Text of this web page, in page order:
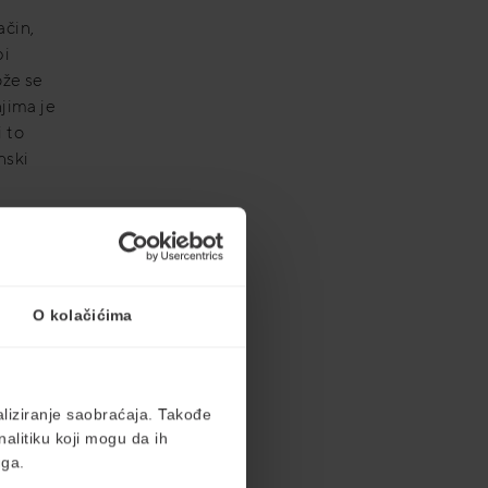
O kolačićima
saobraćaja. Takođe
koji mogu da ih
se
je
to
i